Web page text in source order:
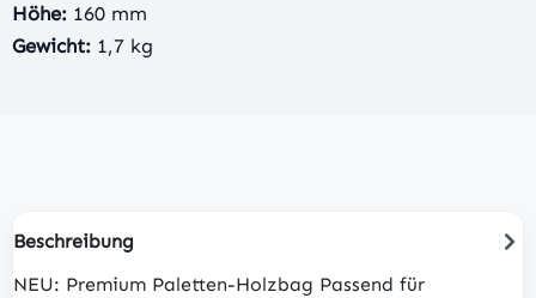
Höhe: 160 mm
Gewicht: 1,7 kg
Beschreibung
NEU: Premium Paletten-Holzbag Passend für